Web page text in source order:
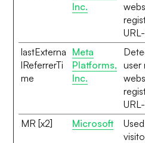
Inc.
lastExterna
lReferrerTi
me
Meta
Platforms,
Inc.
user
MR [x2] Microsoft